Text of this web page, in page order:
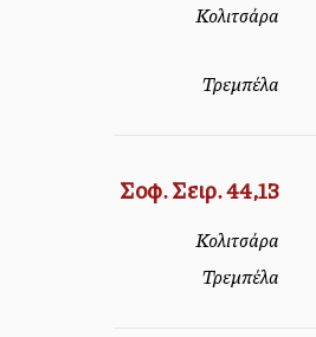
Κολιτσάρα
Τρεμπέλα
Σοφ. Σειρ. 44,13
Κολιτσάρα
Τρεμπέλα